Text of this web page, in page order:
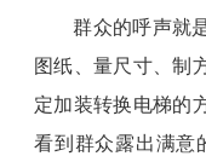
群众的呼声就
图纸、量尺寸、制
定加装转换电梯的
看到群众露出满意